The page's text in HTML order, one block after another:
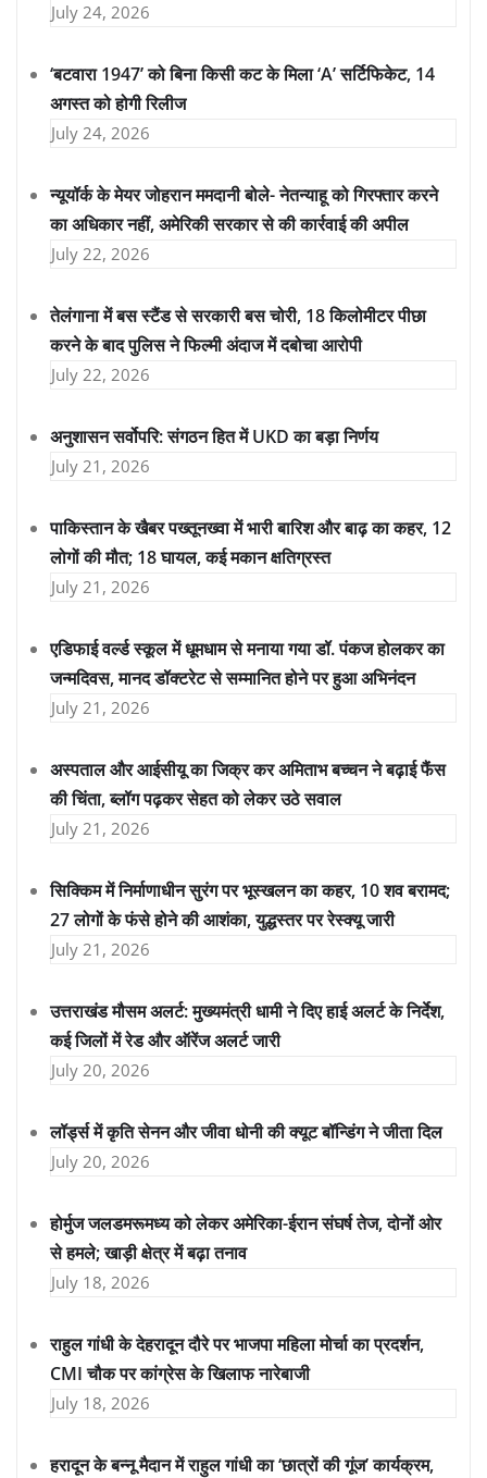
July 24, 2026
‘बटवारा 1947’ को बिना किसी कट के मिला ‘A’ सर्टिफिकेट, 14
अगस्त को होगी रिलीज
July 24, 2026
न्यूयॉर्क के मेयर जोहरान ममदानी बोले- नेतन्याहू को गिरफ्तार करने
का अधिकार नहीं, अमेरिकी सरकार से की कार्रवाई की अपील
July 22, 2026
तेलंगाना में बस स्टैंड से सरकारी बस चोरी, 18 किलोमीटर पीछा
करने के बाद पुलिस ने फिल्मी अंदाज में दबोचा आरोपी
July 22, 2026
अनुशासन सर्वोपरि: संगठन हित में UKD का बड़ा निर्णय
July 21, 2026
पाकिस्तान के खैबर पख्तूनख्वा में भारी बारिश और बाढ़ का कहर, 12
लोगों की मौत; 18 घायल, कई मकान क्षतिग्रस्त
July 21, 2026
एडिफाई वर्ल्ड स्कूल में धूमधाम से मनाया गया डॉ. पंकज होलकर का
जन्मदिवस, मानद डॉक्टरेट से सम्मानित होने पर हुआ अभिनंदन
July 21, 2026
अस्पताल और आईसीयू का जिक्र कर अमिताभ बच्चन ने बढ़ाई फैंस
की चिंता, ब्लॉग पढ़कर सेहत को लेकर उठे सवाल
July 21, 2026
सिक्किम में निर्माणाधीन सुरंग पर भूस्खलन का कहर, 10 शव बरामद;
27 लोगों के फंसे होने की आशंका, युद्धस्तर पर रेस्क्यू जारी
July 21, 2026
उत्तराखंड मौसम अलर्ट: मुख्यमंत्री धामी ने दिए हाई अलर्ट के निर्देश,
कई जिलों में रेड और ऑरेंज अलर्ट जारी
July 20, 2026
लॉर्ड्स में कृति सेनन और जीवा धोनी की क्यूट बॉन्डिंग ने जीता दिल
July 20, 2026
होर्मुज जलडमरूमध्य को लेकर अमेरिका-ईरान संघर्ष तेज, दोनों ओर
से हमले; खाड़ी क्षेत्र में बढ़ा तनाव
July 18, 2026
राहुल गांधी के देहरादून दौरे पर भाजपा महिला मोर्चा का प्रदर्शन,
CMI चौक पर कांग्रेस के खिलाफ नारेबाजी
July 18, 2026
हरादून के बन्नू मैदान में राहुल गांधी का ‘छात्रों की गूंज’ कार्यक्रम,